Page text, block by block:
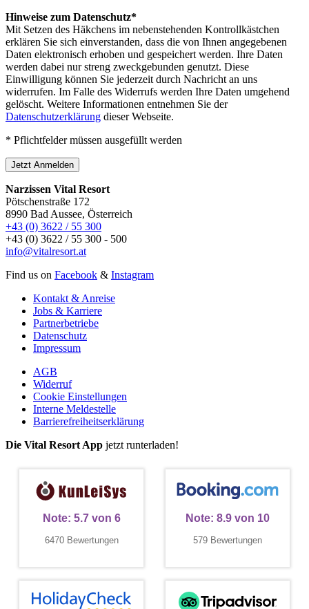
Hinweise zum Datenschutz*
Mit Setzen des Häkchens im nebenstehenden Kontrollkästchen
erklären Sie sich einverstanden, dass die von Ihnen angegebenen
Daten elektronisch erhoben und gespeichert werden. Ihre Daten
werden dabei nur streng zweckgebunden genutzt. Diese
Einwilligung können Sie jederzeit durch Nachricht an uns
widerrufen. Im Falle des Widerrufs werden Ihre Daten umgehend
gelöscht. Weitere Informationen entnehmen Sie der
Datenschutzerklärung dieser Webseite.
* Pflichtfelder müssen ausgefüllt werden
Jetzt Anmelden
Narzissen Vital Resort
Pötschenstraße 172
8990 Bad Aussee, Österreich
+43 (0) 3622 / 55 300
+43 (0) 3622 / 55 300 - 500
info@vitalresort.at
Find us on Facebook & Instagram
Kontakt & Anreise
Jobs & Karriere
Partnerbetriebe
Datenschutz
Impressum
AGB
Widerruf
Cookie Einstellungen
Interne Meldestelle
Barrierefreiheitserklärung
Die Vital Resort App jetzt runterladen!
Note: 5.7 von 6
6470 Bewertungen
Note: 8.9 von 10
579 Bewertungen